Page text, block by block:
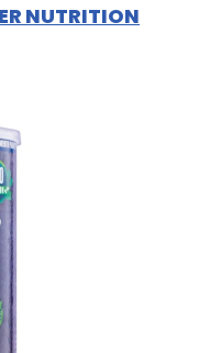
NUTRITION